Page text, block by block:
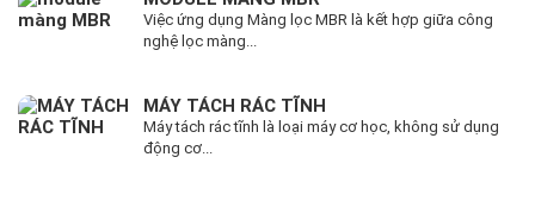
Việc ứng dụng Màng lọc MBR là kết hợp giữa công
nghệ lọc màng...
MÁY TÁCH RÁC TĨNH
Máy tách rác tĩnh là loại máy cơ học, không sử dụng
động cơ...